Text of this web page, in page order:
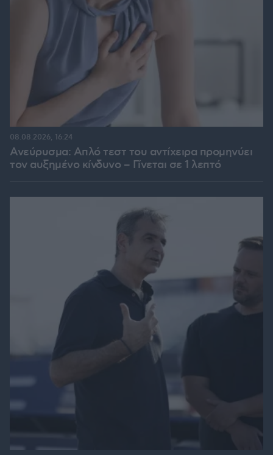
Ανεύρυσμα: Απλό τεστ του αντίχειρα προμηνύει
τον αυξημένο κίνδυνο – Γίνεται σε 1 λεπτό
08.08.2026, 16:24